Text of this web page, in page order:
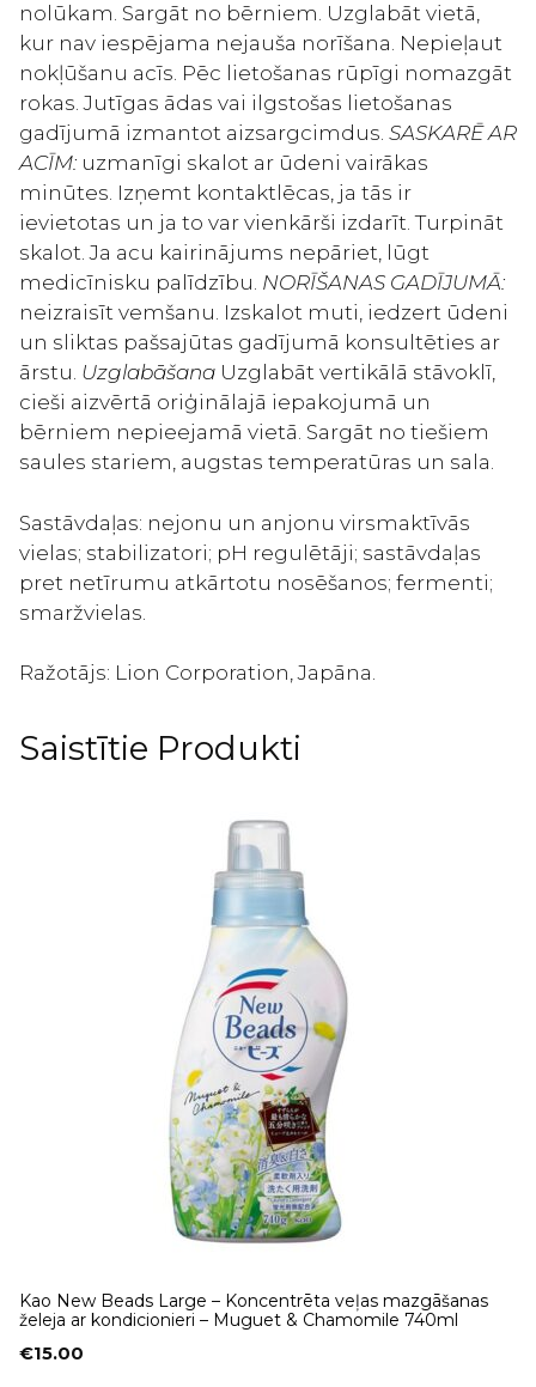
nolūkam. Sargāt no bērniem. Uzglabāt vietā,
kur nav iespējama nejauša norīšana. Nepieļaut
nokļūšanu acīs. Pēc lietošanas rūpīgi nomazgāt
rokas. Jutīgas ādas vai ilgstošas lietošanas
gadījumā izmantot aizsargcimdus. SASKARĒ AR
ACĪM: uzmanīgi skalot ar ūdeni vairākas
minūtes. Izņemt kontaktlēcas, ja tās ir
ievietotas un ja to var vienkārši izdarīt. Turpināt
skalot. Ja acu kairinājums nepāriet, lūgt
medicīnisku palīdzību. NORĪŠANAS GADĪJUMĀ:
neizraisīt vemšanu. Izskalot muti, iedzert ūdeni
un sliktas pašsajūtas gadījumā konsultēties ar
ārstu. Uzglabāšana Uzglabāt vertikālā stāvoklī,
cieši aizvērtā oriģinālajā iepakojumā un
bērniem nepieejamā vietā. Sargāt no tiešiem
saules stariem, augstas temperatūras un sala.
Sastāvdaļas: nejonu un anjonu virsmaktīvās
vielas; stabilizatori; pH regulētāji; sastāvdaļas
pret netīrumu atkārtotu nosēšanos; fermenti;
smaržvielas.
Ražotājs: Lion Corporation, Japāna.
Saistītie Produkti
Kao New Beads Large – Koncentrēta veļas mazgāšanas
želeja ar kondicionieri – Muguet & Chamomile 740ml
€15.00